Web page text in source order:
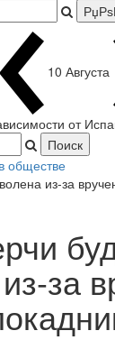
10 Августа
от
обществе
из-за
за